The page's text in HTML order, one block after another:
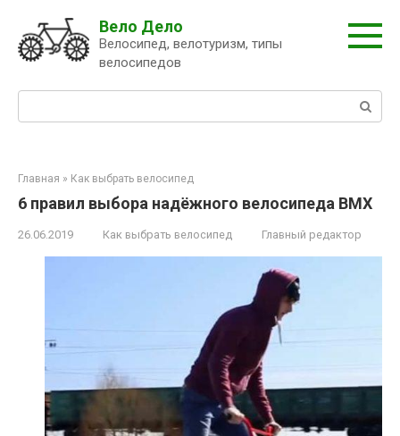
контенту
Вело Дело
Велосипед, велотуризм, типы
велосипедов
Главная » Как выбрать велосипед
6 правил выбора надёжного велосипеда BMX
26.06.2019 Как выбрать велосипед Главный редактор